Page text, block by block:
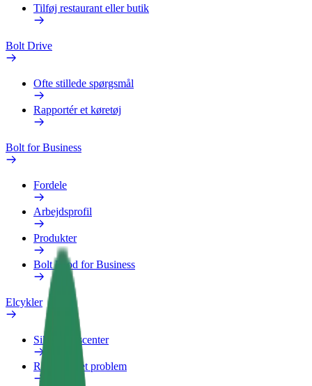
Tilføj restaurant eller butik
Bolt Drive
Ofte stillede spørgsmål
Rapportér et køretøj
Bolt for Business
Fordele
Arbejdsprofil
Produkter
Bolt Food for Business
Elcykler
Sikkerhedscenter
Rapportér et problem